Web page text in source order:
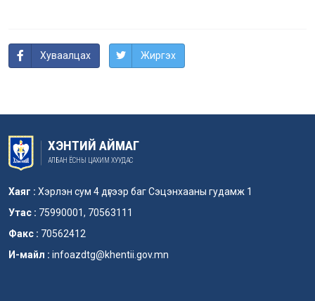
Хуваалцах Жиргэх
ХЭНТИЙ АЙМАГ
АЛБАН ЁСНЫ ЦАХИМ ХУУДАС
Хаяг : Хэрлэн сум 4 дүгээр баг Сэцэнхааны гудамж 1
Утас : 75990001, 70563111
Факс : 70562412
И-майл : infoazdtg@khentii.gov.mn